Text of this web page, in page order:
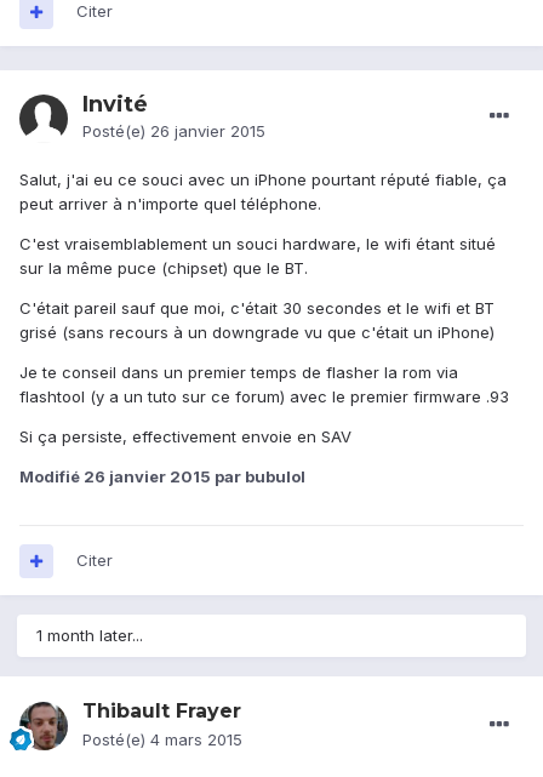
Citer
Invité
Posté(e) 26 janvier 2015
Salut, j'ai eu ce souci avec un iPhone pourtant réputé fiable, ça
peut arriver à n'importe quel téléphone.
C'est vraisemblablement un souci hardware, le wifi étant situé
sur la même puce (chipset) que le BT.
C'était pareil sauf que moi, c'était 30 secondes et le wifi et BT
grisé (sans recours à un downgrade vu que c'était un iPhone)
Je te conseil dans un premier temps de flasher la rom via
flashtool (y a un tuto sur ce forum) avec le premier firmware .93
Si ça persiste, effectivement envoie en SAV
Modifié 26 janvier 2015 par bubulol
Citer
1 month later...
Thibault Frayer
Posté(e) 4 mars 2015